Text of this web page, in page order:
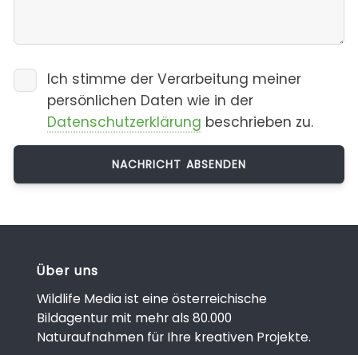
Ich stimme der Verarbeitung meiner
persönlichen Daten wie in der
Datenschutzerklärung beschrieben zu.
Über uns
Wildlife Media ist eine österreichische
Bildagentur mit mehr als 80.000
Naturaufnahmen für Ihre kreativen Projekte.